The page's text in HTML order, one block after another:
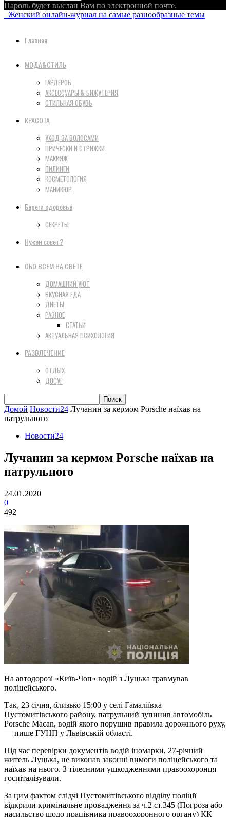
Пароль будет выслан Вам по электронной почте.
Женский онлайн-журнал на самые разнообразные темы
Главная
МОДА&СТИЛЬ
ГАРДЕРОБ
АКСЕССУАРЫ & БИЖУТЕРИЯ
СТИЛЬНАЯ ОБУВЬ
КРАСОТА
УХОД ЗА ВОЛОСАМИ
ПРИЧЕСКИ И СТРИЖКИ
МАКИЯЖ
ПИЛИНГИ
КОСМЕТОЛОГИЯ
МАНИКЮР
Береги здоровье
СЕКРЕТЫ
Нужен совет?
ОБО ВСЕМ НА СВЕТЕ
ДОМАШНИЙ УЮТ
ВКУСНАЯ ЕДА
ДИЕТЫ
РАЗНОЕ
СТАТЬИ
АКТУАЛЬНАЯ ПСИХОЛОГИЯ
РАЗВЛЕЧЕНИЕ
ОТДЫХ
ДОСУГ
Домой Новости24 Лучанин за кермом Porsche наїхав на
патрульного
Новости24
Лучанин за кермом Porsche наїхав на
патрульного
24.01.2020
0
492
На автодорозі «Київ-Чоп» водій з Луцька травмував
поліцейського.
Так, 23 січня, близько 15:00 у селі Гамаліївка
Пустомитівського району, патрульний зупинив автомобіль
Porsche Macan, водій якого порушив правила дорожнього руху,
— пише ГУНП у Львівській області.
Під час перевірки документів водій іномарки, 27-річний
житель Луцька, не виконав законні вимоги поліцейського та
наїхав на нього. З тілесними ушкодженнями правоохоронця
госпіталізували.
За цим фактом слідчі Пустомитівського відділу поліції
відкрили кримінальне провадження за ч.2 ст.345 (Погроза або
насильство щодо працівника правоохоронного органу) КК